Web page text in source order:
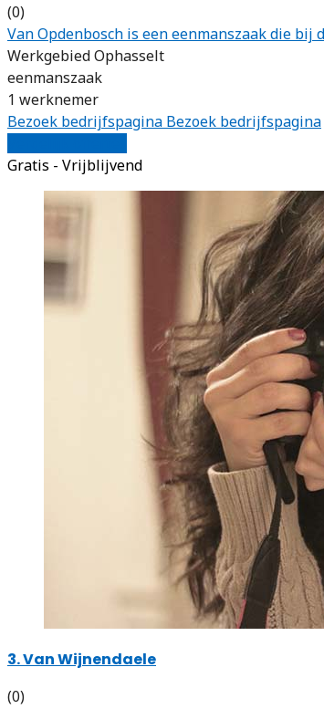
(0)
Van Opdenbosch is een eenmanszaak die bij
Werkgebied Ophasselt
eenmanszaak
1 werknemer
Bezoek bedrijfspagina Bezoek bedrijfspagina
Gratis - Vrijblijvend
3. Van Wijnendaele
(0)